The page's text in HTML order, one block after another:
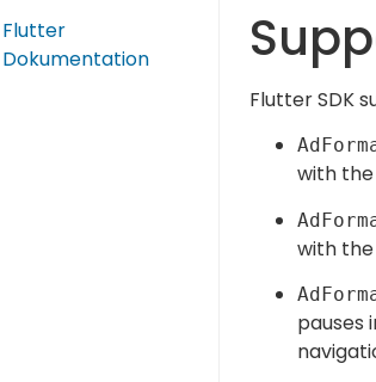
Flutter
Dokumentation
Flutter SDK
with
with
pauses